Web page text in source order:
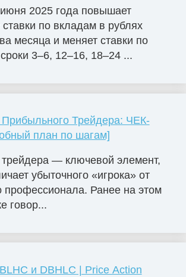
2025 года повышает
по вкладам в рублях
месяца и меняет ставки по
3–6, 12–16, 18–24 ...
Прибыльного Трейдера: ЧЕК-
план по шагам]
трейдера — ключевой элемент,
убыточного «игрока» от
профессионала. Ранее на этом
говор...
и DBHLC | Price Action